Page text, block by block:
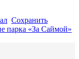
Сохранить
парка «За Саймой»